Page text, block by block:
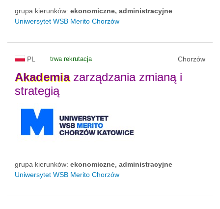
grupa kierunków: ekonomiczne, administracyjne
Uniwersytet WSB Merito Chorzów
PL trwa rekrutacja Chorzów
Akademiazarządzania zmianą i
strategią
grupa kierunków: ekonomiczne, administracyjne
Uniwersytet WSB Merito Chorzów